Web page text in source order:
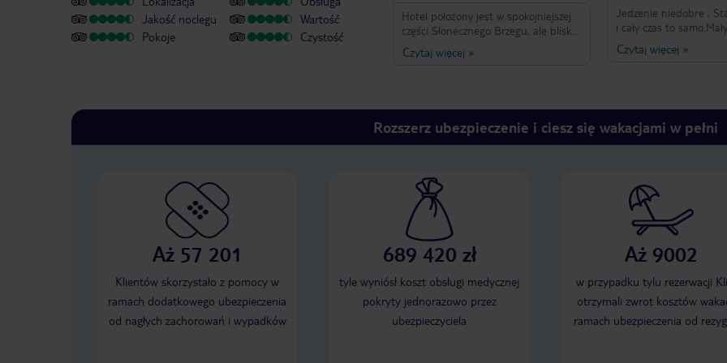
Jakość noclegu
Pokoje
Wartość
Czystość
Hotel położony jest w spokojniejszej
części Słonecznego Brzegu, ale blisko
jest zarówno do plaży, jak i samego
centrum kurortu. Pokoje są czyste,
restauracji serdeczna. Ogólnie
atmosfera w hotelu jest bardzo
Garden.
Czytaj więcej »
Jedzenie niedobre ,
i cały czas to
mało.Obsługa nie miła
sprzątające przyjazne
spotkałam
Czytaj więcej »
Rozszerz ubezpieczenie i ciesz się wakacjami w pełni
Aż 57 201
Klientów skorzystało z pomocy w
ramach dodatkowego ubezpieczenia
od nagłych zachorowań i wypadków
689 420 zł
tyle wyniósł koszt obsługi medycznej
pokryty jednorazowo przez
ubezpieczyciela
Aż 9002
w przypadku tylu rezerwacji
otrzymali zwrot kosztów
ramach ubezpieczenia od